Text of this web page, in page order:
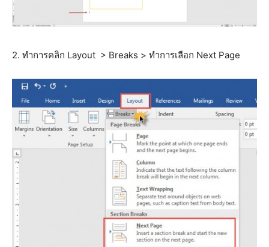
2. ทำการคลิก Layout > Breaks > ทำการเลือก Next Page